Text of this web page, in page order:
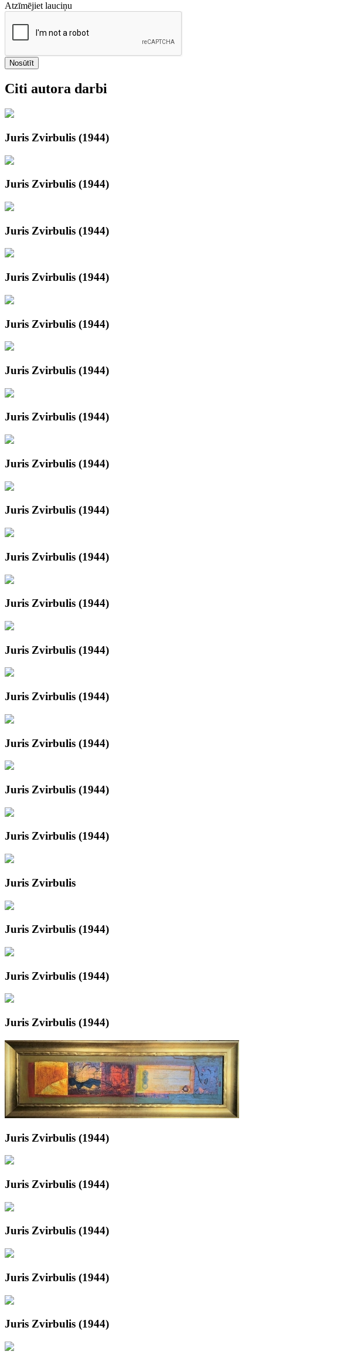
Atzīmējiet lauciņu
Nosūtīt
Citi autora darbi
Juris Zvirbulis (1944)
Juris Zvirbulis (1944)
Juris Zvirbulis (1944)
Juris Zvirbulis (1944)
Juris Zvirbulis (1944)
Juris Zvirbulis (1944)
Juris Zvirbulis (1944)
Juris Zvirbulis (1944)
Juris Zvirbulis (1944)
Juris Zvirbulis (1944)
Juris Zvirbulis (1944)
Juris Zvirbulis (1944)
Juris Zvirbulis (1944)
Juris Zvirbulis (1944)
Juris Zvirbulis (1944)
Juris Zvirbulis (1944)
Juris Zvirbulis
Juris Zvirbulis (1944)
Juris Zvirbulis (1944)
Juris Zvirbulis (1944)
Juris Zvirbulis (1944)
Juris Zvirbulis (1944)
Juris Zvirbulis (1944)
Juris Zvirbulis (1944)
Juris Zvirbulis (1944)